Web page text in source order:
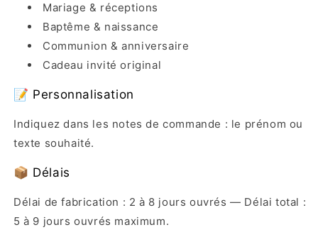
Mariage & réceptions
Baptême & naissance
Communion & anniversaire
Cadeau invité original
📝 Personnalisation
Indiquez dans les notes de commande : le prénom ou
texte souhaité.
📦 Délais
Délai de fabrication : 2 à 8 jours ouvrés — Délai total :
5 à 9 jours ouvrés maximum.